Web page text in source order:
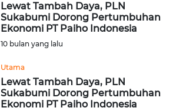
Lewat Tambah Daya, PLN
Sukabumi Dorong Pertumbuhan
Ekonomi PT Paiho Indonesia
10 bulan yang lalu
Utama
Lewat Tambah Daya, PLN
Sukabumi Dorong Pertumbuhan
Ekonomi PT Paiho Indonesia